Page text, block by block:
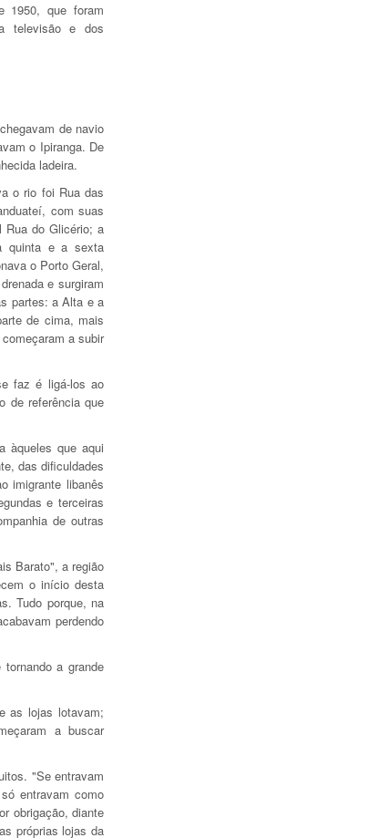
1950, que foram
televisão e dos
de navio
o Ipiranga. De
ladeira.
o rio foi Rua das
com suas
Rua do Glicério; a
quinta e a sexta
o Porto Geral,
e surgiram
partes: a Alta e a
de cima, mais
a subir
faz é ligá-los ao
de referência que
àqueles que aqui
das dificuldades
imigrante libanês
e terceiras
de outras
Barato", a região
o início desta
Tudo porque, na
perdendo
a grande
as lojas lotavam;
a buscar
"Se entravam
entravam como
obrigação, diante
próprias lojas da